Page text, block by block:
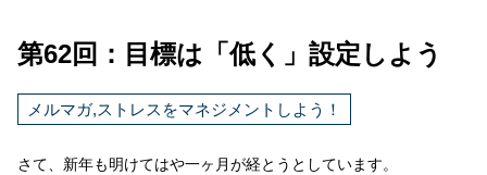
第62回：目標は「低く」設定しよう
メルマガ,ストレスをマネジメントしよう！
さて、新年も明けてはや一ヶ月が経とうとしています。